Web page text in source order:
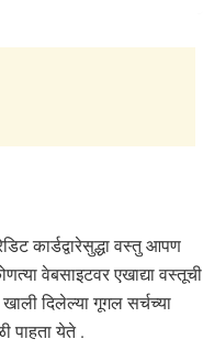
वस्तु आपण
वेबसाइटवर एखाद्या वस्तूची
दिलेल्या गूगल सर्चच्या
पाहता येते .